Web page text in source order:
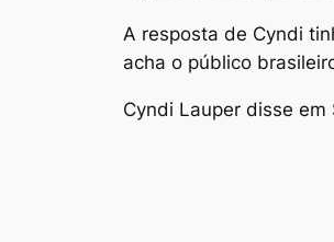
A resposta de Cyndi
acha o público
Cyndi Lauper disse em